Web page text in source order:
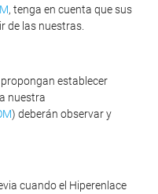
, tenga en cuenta que sus
de las nuestras.
establecer
nuestra
) deberán observar y
cuando el Hiperenlace